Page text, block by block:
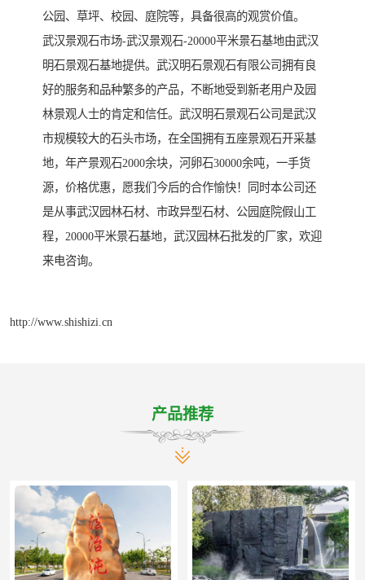
公园、草坪、校园、庭院等，具备很高的观赏价值。
武汉景观石市场-武汉景观石-20000平米景石基地由武汉
明石景观石基地提供。武汉明石景观石有限公司拥有良
好的服务和品种繁多的产品，不断地受到新老用户及园
林景观人士的肯定和信任。武汉明石景观石公司是武汉
市规模较大的石头市场，在全国拥有五座景观石开采基
地，年产景观石2000余块，河卵石30000余吨，一手货
源，价格优惠，愿我们今后的合作愉快！同时本公司还
是从事武汉园林石材、市政异型石材、公园庭院假山工
程，20000平米景石基地，武汉园林石批发的厂家，欢迎
来电咨询。
http://www.shishizi.cn
产品推荐